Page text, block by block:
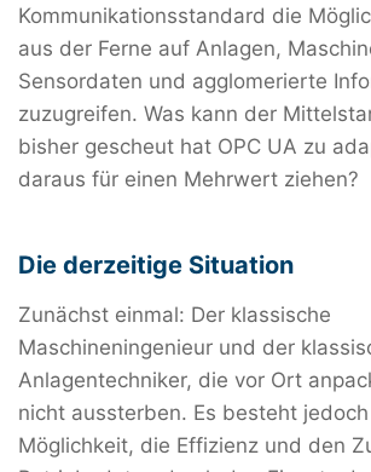
Kommunikationsstandard die
aus der Ferne auf Anlagen,
Sensordaten und agglomerierte
zuzugreifen. Was kann der
bisher gescheut hat OPC UA zu
daraus für einen Mehrwert ziehen?
Die derzeitige Situation
Zunächst einmal: Der klassische
Maschineningenieur und der
Anlagentechniker, die vor Ort
nicht aussterben. Es besteht
Möglichkeit, die Effizienz und den